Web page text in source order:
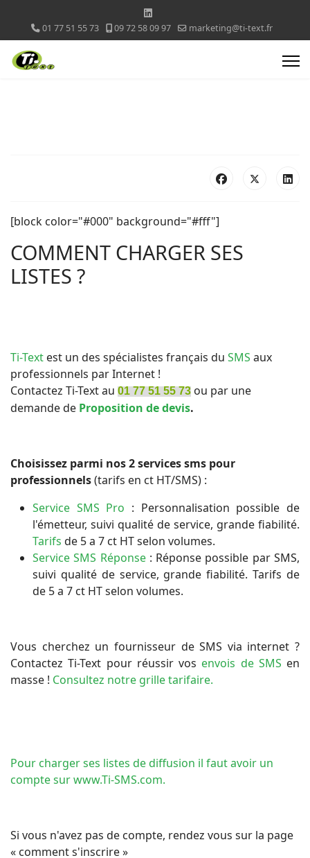
01 77 51 55 73 09 72 58 09 97 marketing@ti-text.fr
[block color="#000" background="#fff"]
COMMENT CHARGER SES
LISTES ?
Ti-Text est un des spécialistes français du SMS aux
professionnels par Internet !
Contactez Ti-Text au 01 77 51 55 73 ou par une
demande de Proposition de devis.
Choisissez parmi nos 2 services sms pour
professionnels(tarifs en ct HT/SMS) :
Service SMS Pro : Personnalisation possible de
l'émetteur, suivi qualité de service, grande fiabilité.
Tarifs de 5 a 7 ct HT selon volumes.
Service SMS Réponse : Réponse possible par SMS,
suivi qualité de service, grande fiabilité. Tarifs de
de 5 a 7 ct HT selon volumes.
Vous cherchez un fournisseur de SMS via internet ?
Contactez Ti-Text pour réussir vos envois de SMS en
masse ! Consultez notre grille tarifaire.
Pour charger ses listes de diffusion il faut avoir un
compte surwww.Ti-SMS.com.
Si vous n'avez pas de compte, rendez vous sur la page
« comment s'inscrire »